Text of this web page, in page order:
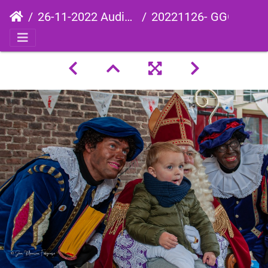
26-11-2022 Audientie 20221126- GGG2609